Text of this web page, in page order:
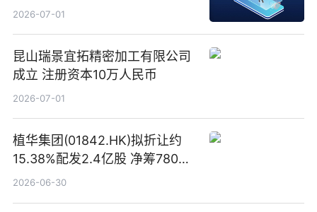
易盛、中际旭创、立讯精密
2026-07-01
昆山瑞景宜拓精密加工有限公司
成立 注册资本10万人民币
2026-07-01
植华集团(01842.HK)拟折让约
15.38%配发2.4亿股 净筹780万
港元
2026-06-30